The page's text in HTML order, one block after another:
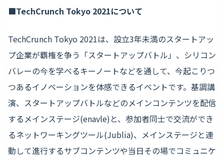
■TechCrunch Tokyo 2021について
TechCrunch Tokyo 2021は、設立3年未満のスタートアッ
プ企業が覇権を争う「スタートアップバトル」、シリコン
バレーの今を学べるキーノートなどを通して、今起こりつ
つあるイノベーションを体感できるイベントです。基調講
演、スタートアップバトルなどのメインコンテンツを配信
するメインステージ(enavle)と、参加者同士で交流ができ
るネットワーキングツール(Jublia)、メインステージと連
動して進行するサブコンテンツや当日その場でコミュニケ